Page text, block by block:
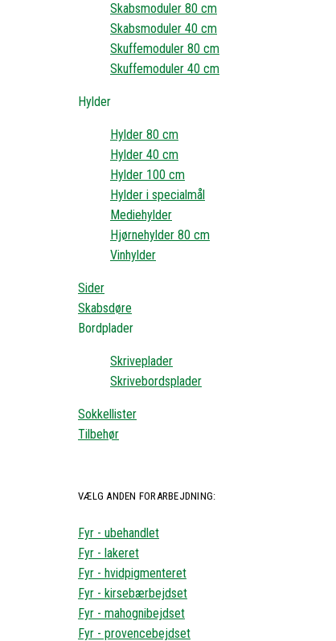
Skabsmoduler 80 cm
Skabsmoduler 40 cm
Skuffemoduler 80 cm
Skuffemoduler 40 cm
Hylder
Hylder 80 cm
Hylder 40 cm
Hylder 100 cm
Hylder i specialmål
Mediehylder
Hjørnehylder 80 cm
Vinhylder
Sider
Skabsdøre
Bordplader
Skriveplader
Skrivebordsplader
Sokkellister
Tilbehør
VÆLG ANDEN FORARBEJDNING:
Fyr - ubehandlet
Fyr - lakeret
Fyr - hvidpigmenteret
Fyr - kirsebærbejdset
Fyr - mahognibejdset
Fyr - provencebejdset